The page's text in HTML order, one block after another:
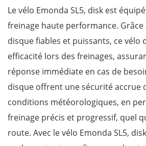
Le vélo Emonda SL5, disk est
freinage haute performance. Grâce
disque fiables et puissants, ce vélo
efficacité lors des freinages,
réponse immédiate en cas de
disque offrent une sécurité accrue
conditions météorologiques, en
freinage précis et progressif, quel
route. Avec le vélo Emonda SL5,